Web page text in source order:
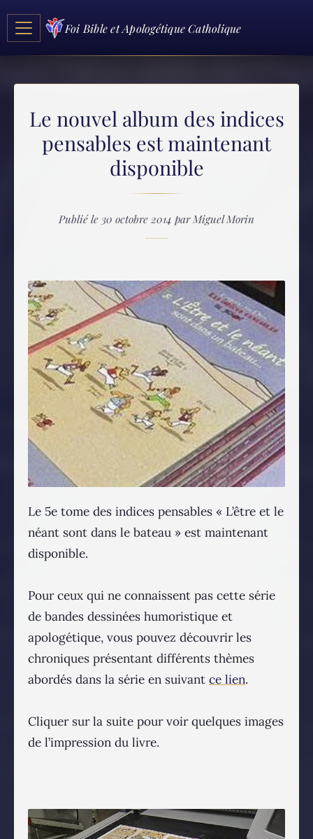
Foi Bible et Apologétique Catholique
Le nouvel album des indices
pensables est maintenant
disponible
Publié le 30 octobre 2014 par Miguel Morin
Le 5e tome des indices pensables « L’être et le
néant sont dans le bateau » est maintenant
disponible.
Pour ceux qui ne connaissent pas cette série
de bandes dessinées humoristique et
apologétique, vous pouvez découvrir les
chroniques présentant différents thèmes
abordés dans la série en suivant ce lien.
Cliquer sur la suite pour voir quelques images
de l’impression du livre.